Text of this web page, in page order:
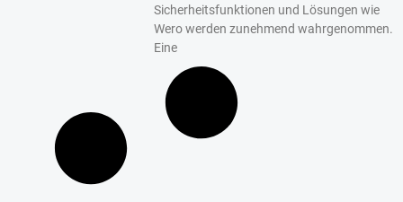
Sicherheitsfunktionen und Lösungen wie
Wero werden zunehmend wahrgenommen.
Eine